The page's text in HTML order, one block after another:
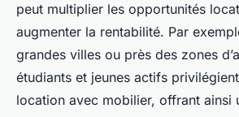
peut multiplier les opportunités
augmenter la rentabilité. Par
grandes villes ou près des zones
étudiants et jeunes actifs
location avec mobilier, offrant ainsi